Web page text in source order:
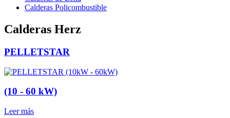
Calderas Policombustible
Calderas Herz
PELLETSTAR
(10 - 60 kW)
Leer más